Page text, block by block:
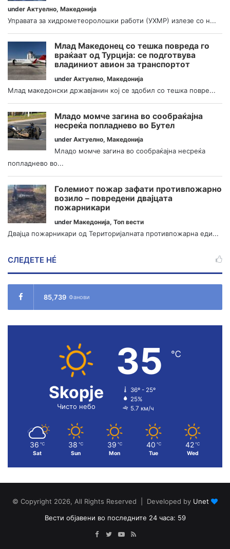
under Актуелно, Македонија
Управата за хидрометеоролошки работи (УХМР) излезе со н...
Млад Македонец со тешка повреда го
враќаат од Турција: се подготвува
владиниот авион за транспортот
under Актуелно, Македонија
Млад македонски државјанин кој се здобил со тешка повре...
Младо момче загина во сообраќајна
несреќа попладнево во Бутел
under Актуелно, Македонија
Младо момче загина во сообраќајна несреќа
попладнево во...
Големиот пожар зафати противпожарно
возило – повредени двајцата
пожарникари
under Македонија, Топ вести
Двајца пожарникари од Територијалната противпожарна еди...
СЛЕДЕТЕ НÉ
85,739 Фанови
Skopje
Чисто небо
35 ℃
36º - 25º
25%
5.7 км/ч
36 ℃
Sat
38 ℃
Sun
39 ℃
Mon
40 ℃
Tue
42 ℃
Wed
© Copyright 2026, All Rights Reserved | Developed by Unet
Вести објавени во последните 24 часа: 59
Facebook
TwitterYouTube
RSS